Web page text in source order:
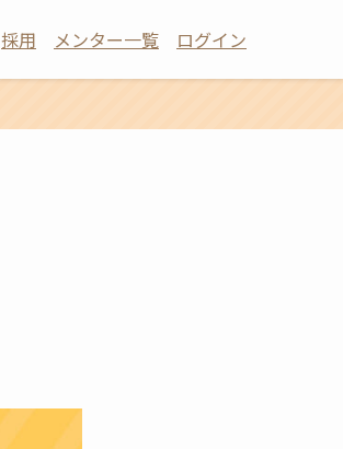
採用 メンター一覧 ログイン